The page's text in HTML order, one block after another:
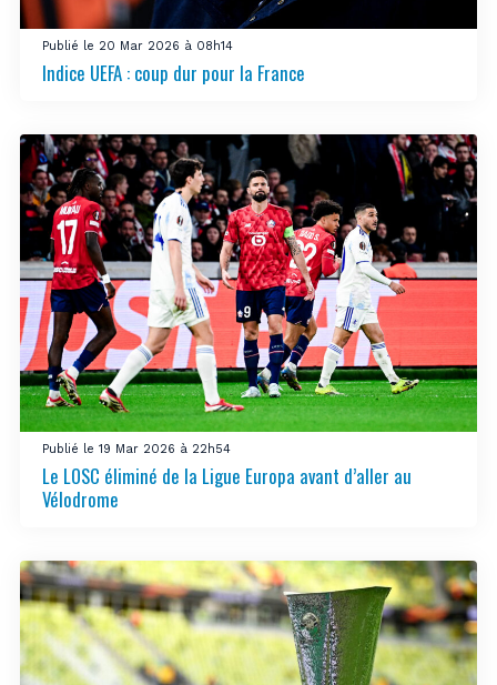
Publié le 20 Mar 2026 à 08h14
Indice UEFA : coup dur pour la France
Publié le 19 Mar 2026 à 22h54
Le LOSC éliminé de la Ligue Europa avant d’aller au
Vélodrome